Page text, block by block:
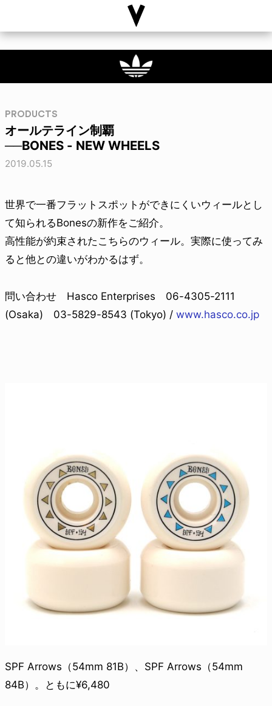
PRODUCTS
オールテライン制覇
──BONES - NEW WHEELS
2019.05.15
世界で一番フラットスポットができにくいウィールとし
て知られるBonesの新作をご紹介。
高性能が約束されたこちらのウィール。実際に使ってみ
ると他との違いがわかるはず。
問い合わせ Hasco Enterprises 06-4305-2111
(Osaka) 03-5829-8543 (Tokyo) / www.hasco.co.jp
SPF Arrows（54mm 81B）、SPF Arrows（54mm
84B）。ともに¥6,480